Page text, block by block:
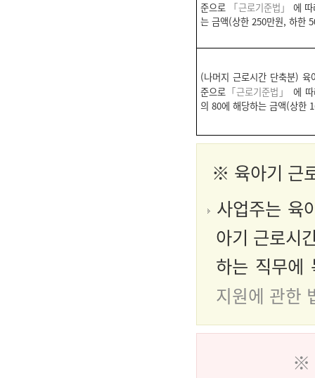
준으로
「근로기준법」
에
는 금액(상한 250만원, 하한
(나머지 근로시간 단축분)
준으로 「근로기준법」
에
의 80에 해당하는 금액(상한
※ 육아기 근
사업주는 육
아기 근로시
하는 직무에
지원에 관한
※